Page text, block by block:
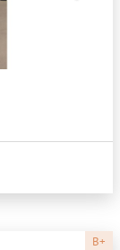
B+